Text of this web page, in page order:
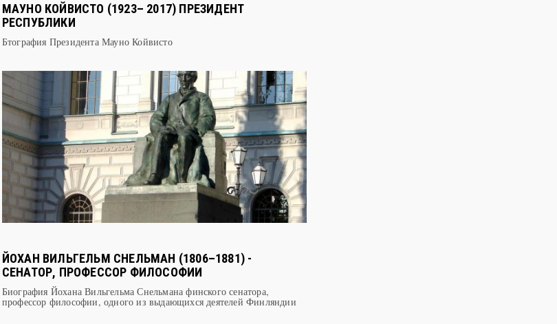
МАУНО КОЙВИСТО (1923– 2017) ПРЕЗИДЕНТ
РЕСПУБЛИКИ
Бтография Президента Мауно Койвисто
ЙОХАН ВИЛЬГЕЛЬМ СНЕЛЬМАН (1806–1881) -
СЕНАТОР, ПРОФЕССОР ФИЛОСОФИИ
Биография Йохана Вильгельма Снельмана финского сенатора,
профессор философии, одного из выдающихся деятелей Финляндии